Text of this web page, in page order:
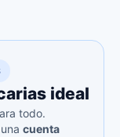
ideal
todo.
cuenta